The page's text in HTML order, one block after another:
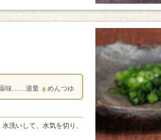
味……適量 めんつゆ
洗いして、水気を切り、